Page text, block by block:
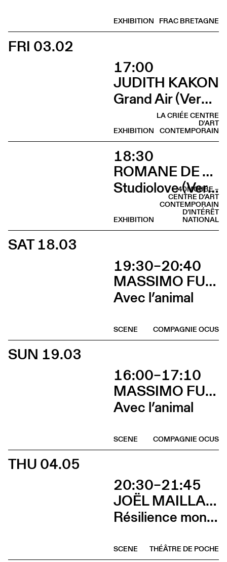
FRAC BRETAGNE
EXHIBITION
FRI 03.02
17:00
JUDITH KAKON
Grand Air (Vernissage)
LA CRIÉE CENTRE
D'ART
CONTEMPORAIN
EXHIBITION
18:30
ROMANE DE WATTEVILLE
Studiolove (Vernissage)
40MCUBE –
CENTRE D’ART
CONTEMPORAIN
D’INTÉRÊT
NATIONAL
EXHIBITION
SAT 18.03
19:30–20:40
MASSIMO FURLAN & CLAIRE DE RIBAUPIERRE
Avec l’animal
COMPAGNIE OCUS
SCENE
SUN 19.03
16:00–17:10
MASSIMO FURLAN & CLAIRE DE RIBAUPIERRE
Avec l’animal
COMPAGNIE OCUS
SCENE
THU 04.05
20:30–21:45
JOËL MAILLARD
Résilience mon cul
THÉÂTRE DE POCHE
SCENE